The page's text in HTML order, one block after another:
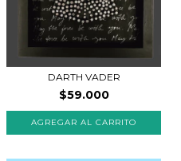
DARTH VADER
$59.000